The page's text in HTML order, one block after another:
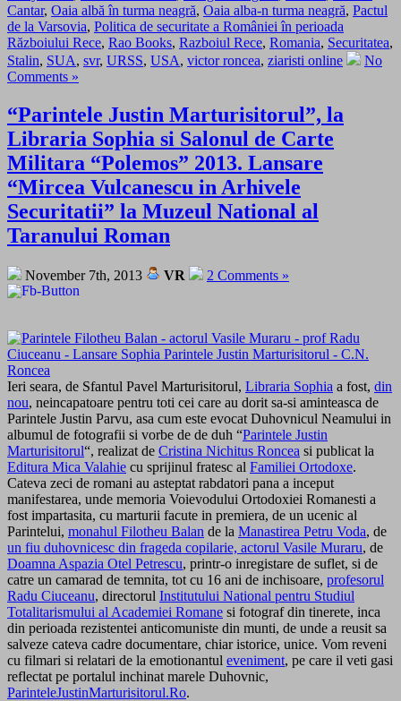
Cantar, Oaia albă în turma neagră, Oaia alba-n turma neagră, Pactul
de la Varsovia, Politica de securitate a României în perioada
Războiului Rece, Rao Books, Razboiul Rece, Romania, Securitatea,
Stalin, SUA, svr, URSS, USA, victor roncea, ziaristi online
No
Comments »
“Parintele Justin Marturisitorul”, la
Libraria Sophia si Salonul de Carte
Militara “Polemos” 2013. Lansare
“Mircea Vulcanescu in Arhivele
Securitatii” la Muzeul National al
Taranului Roman
November 7th, 2013 VR 2 Comments »
Ieri seara, de Sfantul Pavel Marturisitorul, Libraria Sophia a fost, din
nou, neincapatoare pentru toti cei care au dorit sa-si aminteasca de
Parintele Justin Parvu, asa cum este evocat Duhovnicul Neamului in
albumul de fotografii si vorbe de de duh “Parintele Justin
Marturisitorul“, realizat de Cristina Nichitus Roncea si publicat la
Editura Mica Valahie cu sprijinul fratesc al Familiei Ortodoxe.
Cateva zeci de romani au asteptat rabdatori pana a inceput
manifestarea, unde memoria Voievodului Ortodoxiei Romanesti a
fost impartasita, cu marturii facute in premiera, de un ucenic al
Parintelui, monahul Filotheu Balan de la Manastirea Petru Voda, de
un fiu duhovnicesc din frageda copilarie, actorul Vasile Muraru, de
Doamna Aspazia Otel Petrescu, printr-o inregistare de suflet, si de
catre un camarad de temnita, tot cu 16 ani de inchisoare, profesorul
Radu Ciuceanu, directorul Institutului National pentru Studiul
Totalitarismului al Academiei Romane si fotograf din tinerete, inca
din perioada rezistentei anticomuniste din munti, de unde a reusit sa
salveze cateva cadre documentare, chiar istorice, unice. Vom reveni
cu filmari si relatari de la emotionantul eveniment, pe care il veti gasi
reflectat pe portalul inchinat marele Duhovnic,
ParinteleJustinMarturisitorul.Ro.